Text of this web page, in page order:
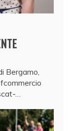
Bergamo,
…